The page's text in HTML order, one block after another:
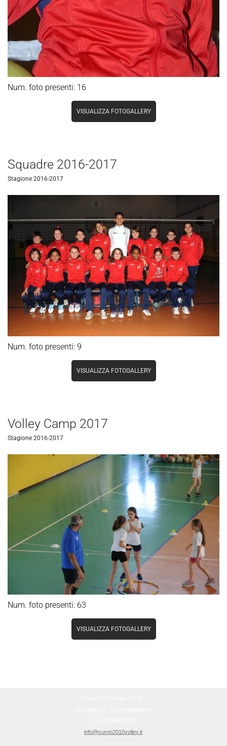
Num. foto presenti: 16
VISUALIZZA FOTOGALLERY
Squadre 2016-2017
Stagione 2016-2017
Num. foto presenti: 9
VISUALIZZA FOTOGALLERY
Volley Camp 2017
Stagione 2016-2017
Num. foto presenti: 63
VISUALIZZA FOTOGALLERY
info@curno2010volley.it